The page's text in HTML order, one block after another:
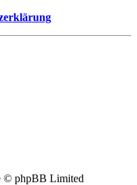
© phpBB Limited